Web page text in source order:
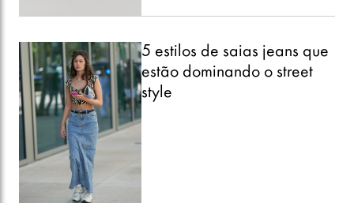
5 estilos de saias jeans que
estão dominando o street
style